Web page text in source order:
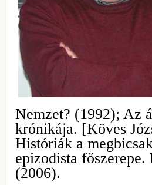
Nemzet? (1992); Az
krónikája. [Köves
Históriák a
epizodista
(2006).